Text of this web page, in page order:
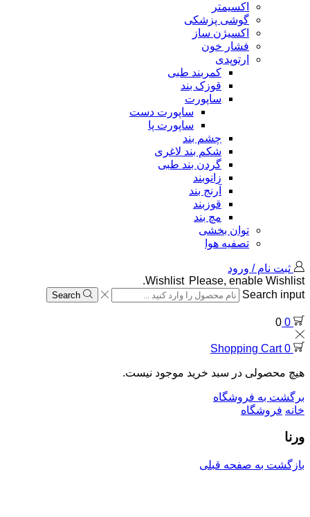
اکسیمتر
گوشی پزشکی
اکسیژن ساز
فشار خون
ارتوپدی
کمربند طبی
قوزک بند
ساپورت
ساپورت دست
ساپورت پا
چشم بند
شکم بند لاغری
گردن بند طبی
زانوبند
آرنج بند
قوزبند
مچ بند
توان بخشی
تصفیه هوا
ثبت نام / ورود
Wishlist Please, enable Wishlist.
Search input
Search
0
0
0
Shopping Cart
هیچ محصولی در سبد خرید موجود نیست.
برگشت به فروشگاه
خانه فروشگاه
ورنا
بازگشت به صفحه قبلی